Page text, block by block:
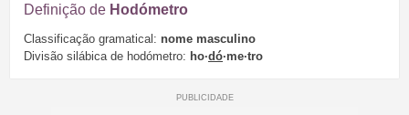
Definição de Hodómetro
Classificação gramatical: nome masculino
Divisão silábica de hodómetro: ho·dó·me·tro